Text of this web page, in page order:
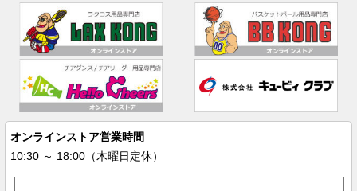
オンラインストア営業時間
10:30 ～ 18:00（木曜日定休）